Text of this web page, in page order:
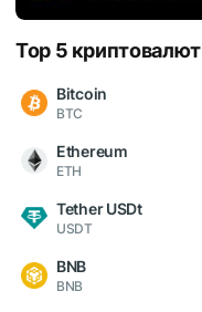
Top 5 криптовалют
Bitcoin
BTC
Ethereum
ETH
Tether USDt
USDT
BNB
BNB